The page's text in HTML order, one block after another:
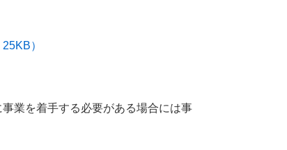
）
業を着手する必要がある場合には事